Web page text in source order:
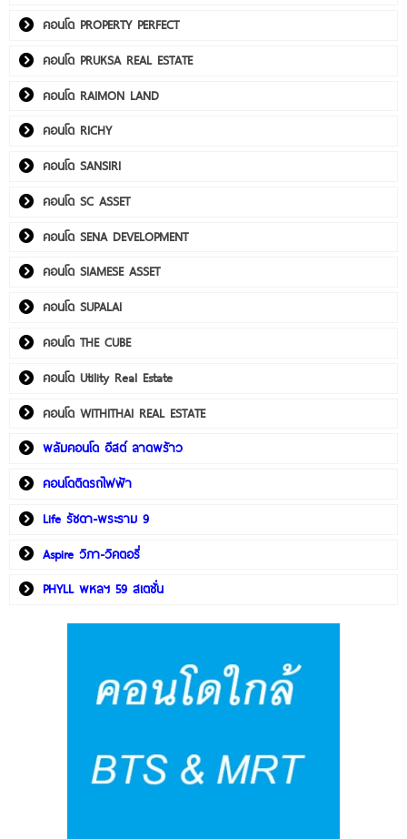
คอนโด PROPERTY PERFECT
คอนโด PRUKSA REAL ESTATE
คอนโด RAIMON LAND
คอนโด RICHY
คอนโด SANSIRI
คอนโด SC ASSET
คอนโด SENA DEVELOPMENT
คอนโด SIAMESE ASSET
คอนโด SUPALAI
คอนโด THE CUBE
คอนโด Utility Real Estate
คอนโด WITHITHAI REAL ESTATE
พลัมคอนโด อีสต์ ลาดพร้าว
คอนโดติดรถไฟฟ้า
Life รัชดา-พระราม 9
Aspire วิภา-วิคตอรี่
PHYLL พหลฯ 59 สเตชั่น